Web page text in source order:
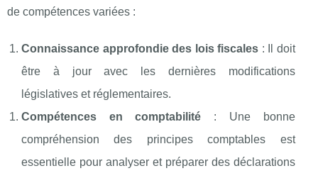
de compétences variées :
Connaissance approfondie des lois fiscales : Il doit
être à jour avec les dernières modifications
législatives et réglementaires.
Compétences en comptabilité : Une bonne
compréhension des principes comptables est
essentielle pour analyser et préparer des déclarations